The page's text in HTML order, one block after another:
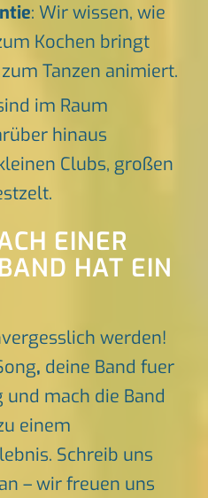
: Wir wissen, wie
Kochen bringt
Tanzen animiert.
im Raum
hinaus
Clubs, großen
EINER
HAT EIN
werden!
, deine Band fuer
mach die Band
einem
Schreib uns
– wir freuen uns